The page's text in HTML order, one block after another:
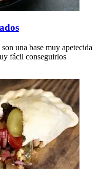
una base muy apetecida
fácil conseguirlos